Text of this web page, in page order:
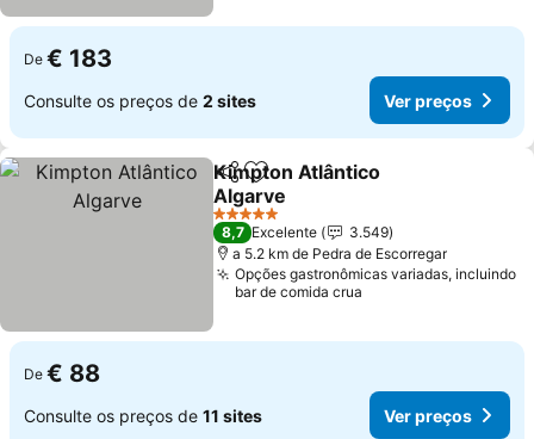
De € 183
Consulte os preços de 2 sites Ver preços
PartilharAdicionar aos favoritos
Kimpton Atlântico
Algarve
Ver preços
5 Estrelas
8,7 Excelente
3.549
a 5.2 km de Pedra de Escorregar
Opções gastronômicas variadas, incluindo
bar de comida crua
De € 88
Consulte os preços de 11 sites Ver preços